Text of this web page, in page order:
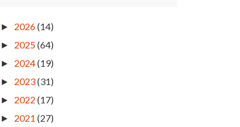
► 2026(14)
► 2025(64)
► 2024(19)
► 2023(31)
► 2022 (17)
► 2021 (27)